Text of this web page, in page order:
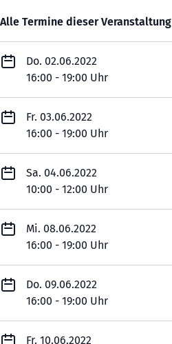
Alle Termine dieser Veranstaltung
Do. 02.06.2022
16:00 - 19:00 Uhr
Fr. 03.06.2022
16:00 - 19:00 Uhr
Sa. 04.06.2022
10:00 - 12:00 Uhr
Mi. 08.06.2022
16:00 - 19:00 Uhr
Do. 09.06.2022
16:00 - 19:00 Uhr
Fr. 10.06.2022